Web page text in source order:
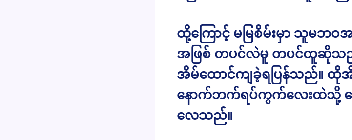
ထို့ကြောင့် မမြစိမ်းမှာ သူမဘ
အဖြစ် တပင်လဲမူ တပင်ထူဆိုသ
အိမ်ထောင်ကျခဲ့ရပြန်သည်။ ထိုအိ
နောက်ဘက်ရပ်ကွက်လေးထဲသို့ ပြေ
လေသည်။